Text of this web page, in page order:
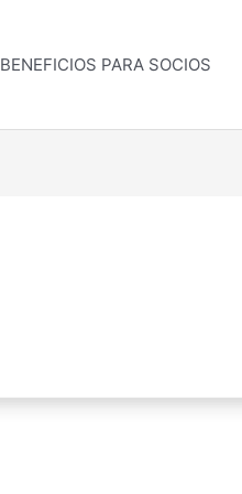
BENEFICIOS PARA SOCIOS